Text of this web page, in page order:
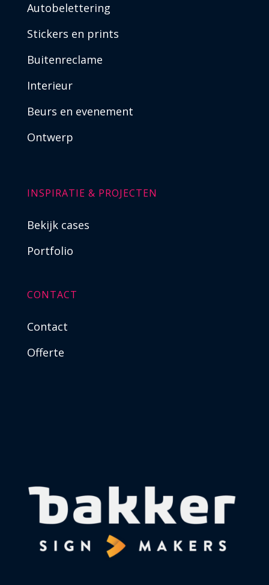
Autobelettering
Stickers en prints
Buitenreclame
Interieur
Beurs en evenement
Ontwerp
INSPIRATIE & PROJECTEN
Bekijk cases
Portfolio
CONTACT
Contact
Offerte